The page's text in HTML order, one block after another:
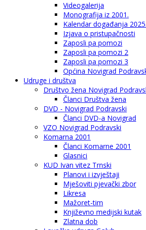
Videogalerija
Monografija iz 2001.
Kalendar događanja 2025.
Izjava o pristupačnosti
Zaposli pa pomozi
Zaposli pa pomozi 2
Zaposli pa pomozi 3
Općina Novigrad
Udruge i društva
Društvo žena Novigrad
Članci Društva žena
DVD - Novigrad Podravski
Članci DVD-a Novigrad
VZO Novigrad Podravski
Komarna 2001
Članci Komarne 2001
Glasnici
KUD Ivan vitez Trnski
Planovi i izvještaji
Mješoviti pjevački zbor
Likresa
Mažoret-tim
Književno medijski kutak
Zlatna dob